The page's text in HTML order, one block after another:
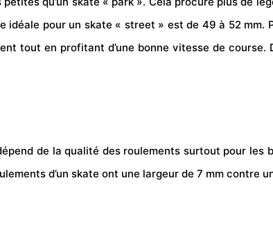
idéale pour un skate « street » est de 49 à 52
tout en profitant d’une bonne vitesse de course.
de la qualité des roulements surtout pour
d’un skate ont une largeur de 7 mm contre